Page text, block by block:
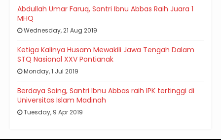
Abdullah Umar Faruq, Santri Ibnu Abbas Raih Juara 1
MHQ
Wednesday, 21 Aug 2019
Ketiga Kalinya Husam Mewakili Jawa Tengah Dalam
STQ Nasional XXV Pontianak
Monday, 1 Jul 2019
Berdaya Saing, Santri Ibnu Abbas raih IPK tertinggi di
Universitas Islam Madinah
Tuesday, 9 Apr 2019